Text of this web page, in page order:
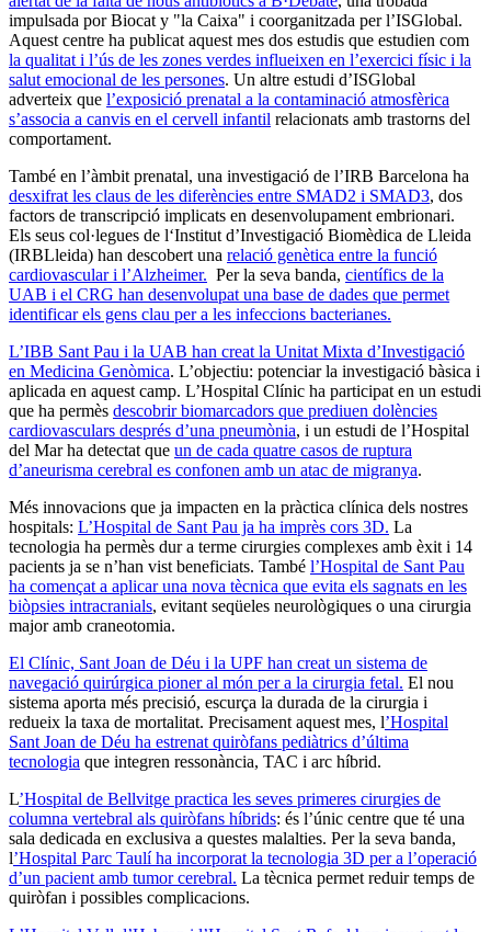
impulsada por Biocat y "la Caixa" i coorganitzada per l’ISGlobal.
Aquest centre ha publicat aquest mes dos estudis que estudien com
la qualitat i l’ús de les zones verdes influeixen en l’exercici físic i la
salut emocional de les persones. Un altre estudi d’ISGlobal
adverteix que l’exposició prenatal a la contaminació atmosfèrica
s’associa a canvis en el cervell infantil relacionats amb trastorns del
comportament.
També en l’àmbit prenatal, una investigació de l’IRB Barcelona ha
desxifrat les claus de les diferències entre SMAD2 i SMAD3, dos
factors de transcripció implicats en desenvolupament embrionari.
Els seus col·legues de l‘Institut d’Investigació Biomèdica de Lleida
(IRBLleida) han descobert una relació genètica entre la funció
cardiovascular i l’Alzheimer. Per la seva banda, científics de la
UAB i el CRG han desenvolupat una base de dades que permet
identificar els gens clau per a les infeccions bacterianes.
L’IBB Sant Pau i la UAB han creat la Unitat Mixta d’Investigació
en Medicina Genòmica. L’objectiu: potenciar la investigació bàsica i
aplicada en aquest camp. L’Hospital Clínic ha participat en un estudi
que ha permès descobrir biomarcadors que prediuen dolències
cardiovasculars després d’una pneumònia, i un estudi de l’Hospital
del Mar ha detectat que un de cada quatre casos de ruptura
d’aneurisma cerebral es confonen amb un atac de migranya.
Més innovacions que ja impacten en la pràctica clínica dels nostres
hospitals: L’Hospital de Sant Pau ja ha imprès cors 3D. La
tecnologia ha permès dur a terme cirurgies complexes amb èxit i 14
pacients ja se n’han vist beneficiats. També l’Hospital de Sant Pau
ha començat a aplicar una nova tècnica que evita els sagnats en les
biòpsies intracranials, evitant seqüeles neurològiques o una cirurgia
major amb craneotomia.
El Clínic, Sant Joan de Déu i la UPF han creat un sistema de
navegació quirúrgica pioner al món per a la cirurgia fetal. El nou
sistema aporta més precisió, escurça la durada de la cirurgia i
redueix la taxa de mortalitat. Precisament aquest mes, l’Hospital
Sant Joan de Déu ha estrenat quiròfans pediàtrics d’última
tecnologia que integren ressonància, TAC i arc híbrid.
L’Hospital de Bellvitge practica les seves primeres cirurgies de
columna vertebral als quiròfans híbrids: és l’únic centre que té una
sala dedicada en exclusiva a questes malalties. Per la seva banda,
l’Hospital Parc Taulí ha incorporat la tecnologia 3D per a l’operació
d’un pacient amb tumor cerebral. La tècnica permet reduir temps de
quiròfan i possibles complicacions.